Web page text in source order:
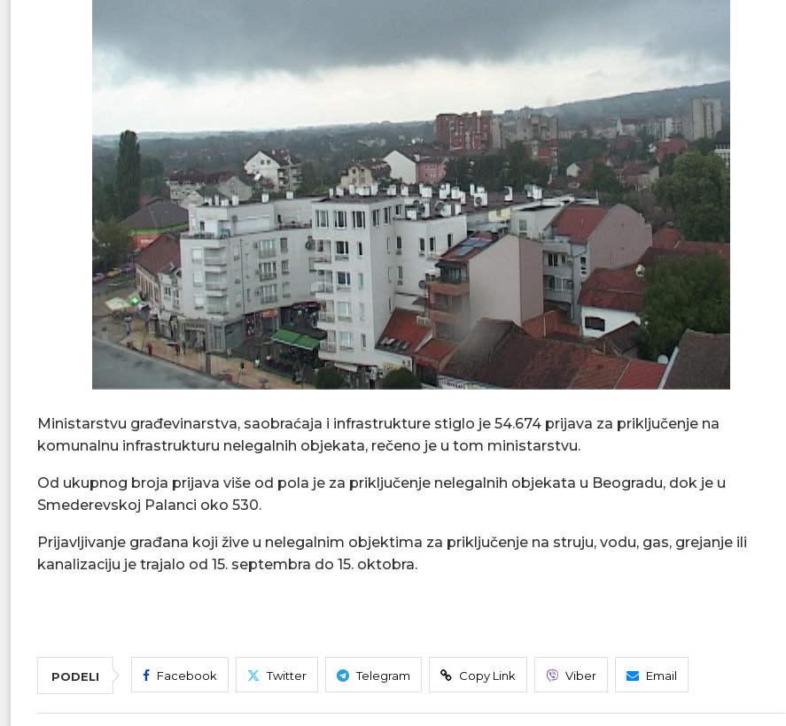
Ministarstvu građevinarstva, saobraćaja i infrastrukture stiglo je 54.674 prijava za priključenje na
komunalnu infrastrukturu nelegalnih objekata, rečeno je u tom ministarstvu.
Od ukupnog broja prijava više od pola je za priključenje nelegalnih objekata u Beogradu, dok je u
Smederevskoj Palanci oko 530.
Prijavljivanje građana koji žive u nelegalnim objektima za priključenje na struju, vodu, gas, grejanje ili
kanalizaciju je trajalo od 15. septembra do 15. oktobra.
PODELI Facebook Twitter Telegram Copy Link Viber Email